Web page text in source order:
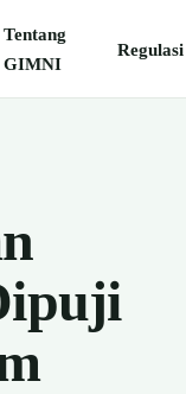
Tentang
GIMNI
Regulasi